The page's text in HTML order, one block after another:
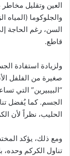
العين وتقليل
والجلوكوما (المياه
السن، رغم الحاجة
قاطع.
ولزيادة استفادة
صغيرة من الفلفل
“البيبيرين” التي
الجسم. كما يُفضل
الحليب، نظراً لأن
ومع ذلك، يؤكد
تناول الكركم